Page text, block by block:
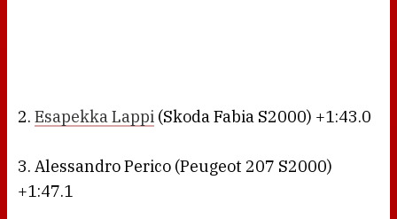
2. Esapekka Lappi (Skoda Fabia S2000) +1:43.0
3. Alessandro Perico (Peugeot 207 S2000)
+1:47.1